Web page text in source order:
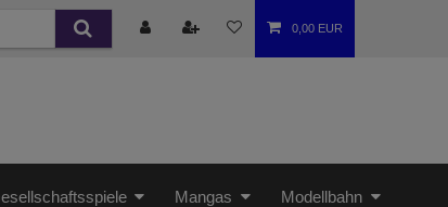
0,00 EUR
Mangas Modellbahn